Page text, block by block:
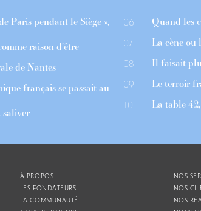
Paris pendant le Siège »,
raison d’être
de Nantes
français se passait au
saliver
06 Quand les
07 La cène ou
08 Il faisait
09 Le terroir
10 La table
À PROPOS
LES FONDATEURS
LA COMMUNAUTÉ
NOS
NOS
NOS